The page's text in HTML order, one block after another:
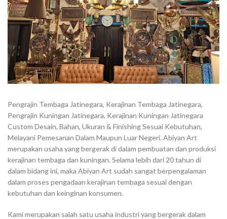
Pengrajin Tembaga Jatinegara, Kerajinan Tembaga Jatinegara,
Pengrajin Kuningan Jatinegara, Kerajinan Kuningan Jatinegara
Custom Desain, Bahan, Ukuran & Finishing Sesuai Kebutuhan,
Melayani Pemesanan Dalam Maupun Luar Negeri. Abiyan Art
merupakan usaha yang bergerak di dalam pembuatan dan produksi
kerajinan tembaga dan kuningan. Selama lebih dari 20 tahun di
dalam bidang ini, maka Abiyan Art sudah sangat berpengalaman
dalam proses pengadaan kerajinan tembaga sesuai dengan
kebutuhan dan keinginan konsumen.
Kami merupakan salah satu usaha industri yang bergerak dalam